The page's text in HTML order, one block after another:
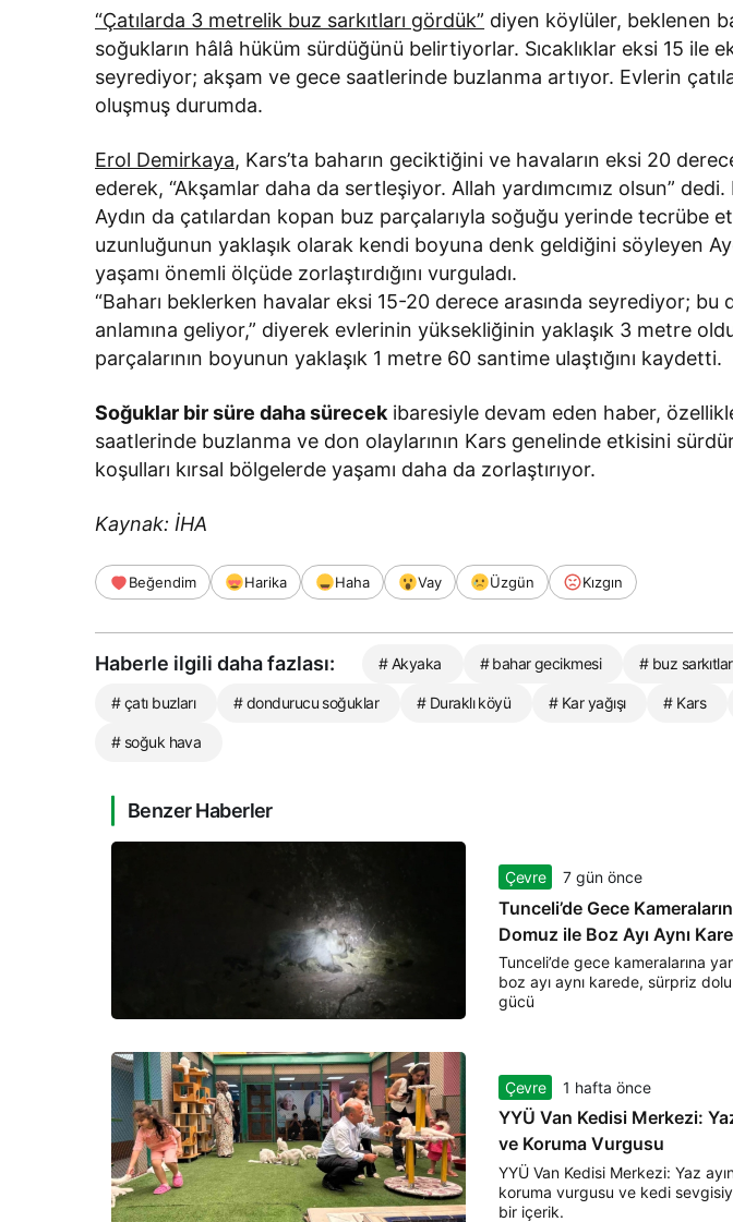
“Çatılarda 3 metrelik buz sarkıtları gördük” diyen köylüler, beklenen
soğukların hâlâ hüküm sürdüğünü belirtiyorlar. Sıcaklıklar eksi 15 ile
seyrediyor; akşam ve gece saatlerinde buzlanma artıyor. Evlerin
oluşmuş durumda.
Erol Demirkaya, Kars’ta baharın geciktiğini ve havaların eksi 20
ederek, “Akşamlar daha da sertleşiyor. Allah yardımcımız olsun”
Aydın da çatılardan kopan buz parçalarıyla soğuğu yerinde tecrübe
uzunluğunun yaklaşık olarak kendi boyuna denk geldiğini söyleyen
yaşamı önemli ölçüde zorlaştırdığını vurguladı.
“Baharı beklerken havalar eksi 15-20 derece arasında seyrediyor; bu
anlamına geliyor,” diyerek evlerinin yüksekliğinin yaklaşık 3 metre
parçalarının boyunun yaklaşık 1 metre 60 santime ulaştığını kaydetti.
Soğuklar bir süre daha sürecek ibaresiyle devam eden haber,
saatlerinde buzlanma ve don olaylarının Kars genelinde etkisini
koşulları kırsal bölgelerde yaşamı daha da zorlaştırıyor.
Kaynak: İHA
Beğendim Harika Haha Vay Üzgün Kızgın
Haberle ilgili daha fazlası: # Akyaka # bahar gecikmesi # buz
# çatı buzları # dondurucu soğuklar # Duraklı köyü # Kar yağışı # Kars
# soğuk hava
Benzer Haberler
Çevre 7 gün önce
Tunceli’de Gece
Domuz ile Boz Ayı Aynı
Tunceli’de gece kameralarına
boz ayı aynı karede, sürpriz
gücü
Çevre 1 hafta önce
YYÜ Van Kedisi Merkezi:
ve Koruma Vurgusu
YYÜ Van Kedisi Merkezi: Yaz
koruma vurgusu ve kedi
bir içerik.